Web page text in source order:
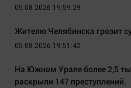
05.08.2026 19:59:29
Жителю Челябинска грозит
05.08.2026 19:51:42
На Южном Урале более 2,5
раскрыли 147 преступлений.